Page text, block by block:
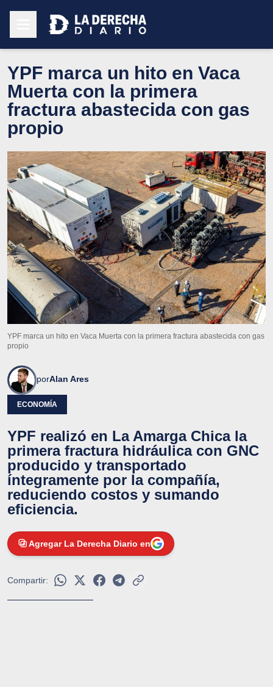
YPF marca un hito en Vaca
Muerta con la primera
fractura abastecida con gas
propio
YPF marca un hito en Vaca Muerta con la primera fractura abastecida con gas
propio
porAlan Ares
ECONOMÍA
YPF realizó en La Amarga Chica la
primera fractura hidráulica con GNC
producido y transportado
íntegramente por la compañía,
reduciendo costos y sumando
eficiencia.
Agregar La Derecha Diario en
Compartir: